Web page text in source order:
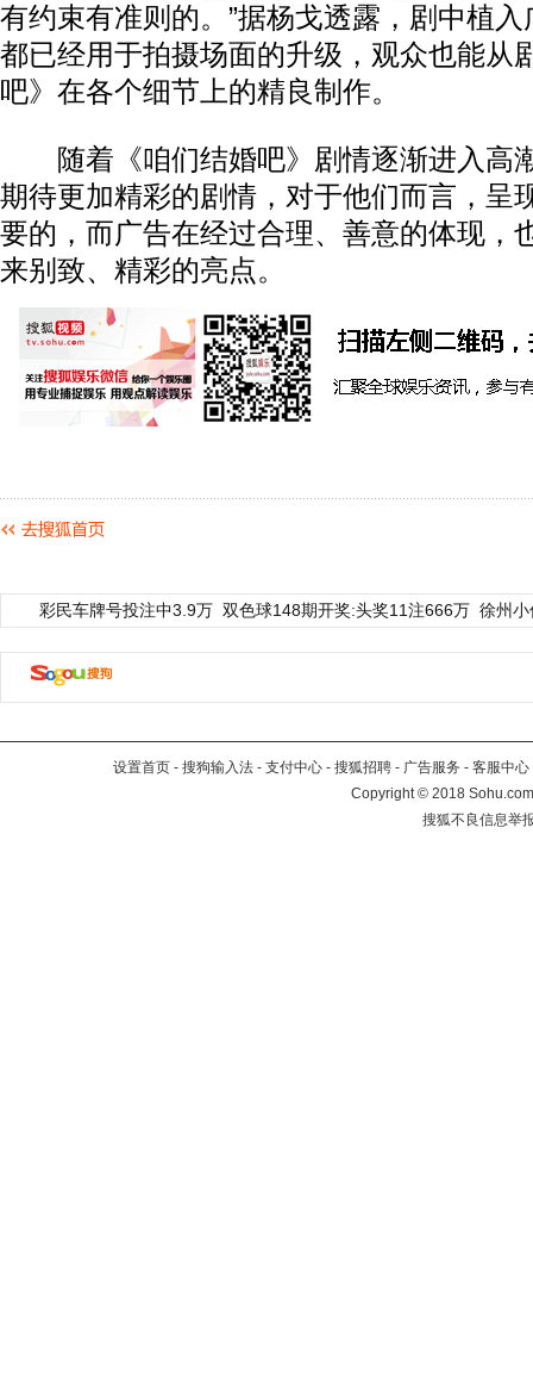
有约束有准则的。”据杨戈透露，剧中植
都已经用于拍摄场面的升级，观众也能从
吧》在各个细节上的精良制作。
随着《咱们结婚吧》剧情逐渐进入高
期待更加精彩的剧情，对于他们而言，呈
要的，而广告在经过合理、善意的体现，
来别致、精彩的亮点。
彩民车牌号投注中3.9万 双色球148期开奖:头奖11注666万 徐州
设置首页 - 搜狗输入法 - 支付中心 - 搜狐招聘 - 广告服务 - 客服中心
Copyright©2018
搜狐不良信息举